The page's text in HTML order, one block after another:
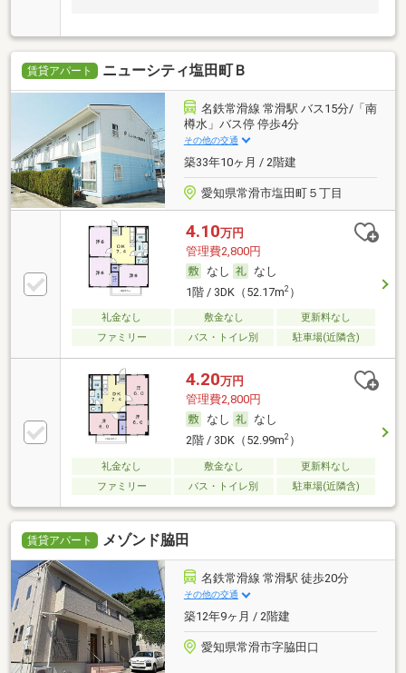
賃貸アパート ニューシティ塩田町Ｂ
名鉄常滑線 常滑駅 バス15分/「南
樽水」バス停 停歩4分
その他の交通
築33年10ヶ月 / 2階建
愛知県常滑市塩田町５丁目
4.10万円
管理費2,800円
なし
なし
1階 / 3DK（52.17m2）
礼金なし 敷金なし
更新料なし
ファミリー
バス・トイレ別 駐車場(近隣含)
4.20万円
管理費2,800円
なし
なし
2階 / 3DK（52.99m2）
礼金なし 敷金なし
更新料なし
ファミリー
バス・トイレ別 駐車場(近隣含)
賃貸アパート メゾンド脇田
名鉄常滑線 常滑駅 徒歩20分
その他の交通
築12年9ヶ月 / 2階建
愛知県常滑市字脇田口